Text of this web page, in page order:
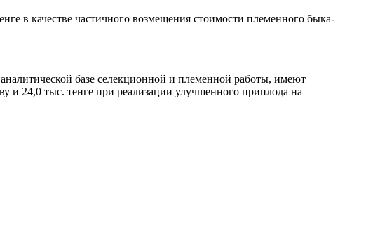
в качестве частичного возмещения стоимости племенного быка-
базе селекционной и племенной работы, имеют
и 24,0 тыс. тенге при реализации улучшенного приплода на